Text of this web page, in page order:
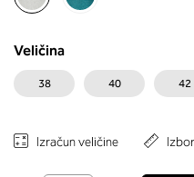
Veličina
38 40 42
Izračun veličine